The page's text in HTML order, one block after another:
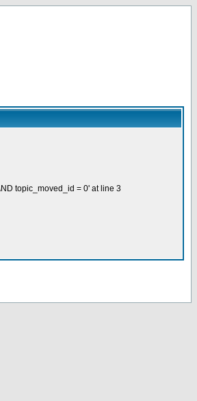
topic_moved_id = 0' at line 3